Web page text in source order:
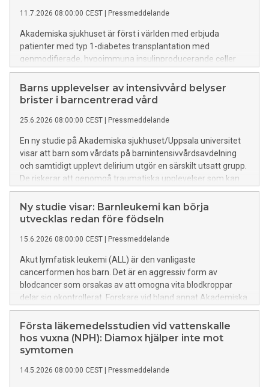
11.7.2026 08:00:00 CEST Pressmeddelande
Akademiska sjukhuset är först i världen med erbjuda
patienter med typ 1-diabetes transplantation med
genmodifierade, hypoimmuna insulinproducerande celler
från Langerhanska öar utan användning av
immundämpande läkemedel. Detta inom ramen för en
klinisk studie. Nu visar en 14-månadersuppföljning att
hos en patient.
Barns upplevelser av intensivvård belyser
brister i barncentrerad vård
25.6.2026 08:00:00 CEST Pressmeddelande
En ny studie på Akademiska sjukhuset/Uppsala universitet
visar att barn som vårdats på barnintensivvårdsavdelning
och samtidigt upplevt delirium utgör en särskilt utsatt grupp.
De riskerar att genomgå traumatiska upplevelser som kan
få negativa konsekvenser efter utskrivning. Forskarna
efterlyser förbättringar i den barncentrerade vården.
Ny studie visar: Barnleukemi kan börja
utvecklas redan före födseln
15.6.2026 08:00:00 CEST Pressmeddelande
Akut lymfatisk leukemi (ALL) är den vanligaste
cancerformen hos barn. Det är en aggressiv form av
blodcancer som orsakas av att omogna vita blodkroppar
delar sig okontrollerat. Forskare vid bland annat Akademiska
sjukhuset/Uppsala universitet har funnit nya bevis för att
vissa fall av en ovanlig form av barnleukemi kan börja
utvecklas redan på fosterstadiet. Förutom ny kunskap om
hur sjukdomen uppstår och förändras över tid kan
Första läkemedelsstudien vid vattenskalle
hos vuxna (NPH): Diamox hjälper inte mot
symtomen
14.5.2026 08:00:00 CEST Pressmeddelande